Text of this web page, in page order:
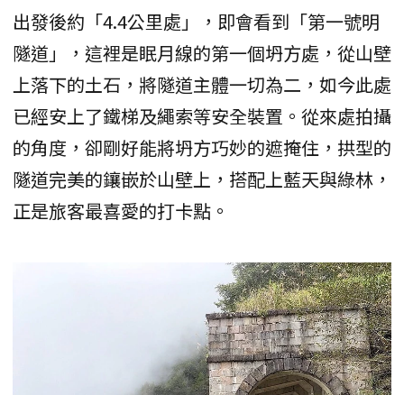
出發後約「4.4公里處」，即會看到「第一號明
隧道」，這裡是眠月線的第一個坍方處，從山壁
上落下的土石，將隧道主體一切為二，如今此處
已經安上了鐵梯及繩索等安全裝置。從來處拍攝
的角度，卻剛好能將坍方巧妙的遮掩住，拱型的
隧道完美的鑲嵌於山壁上，搭配上藍天與綠林，
正是旅客最喜愛的打卡點。